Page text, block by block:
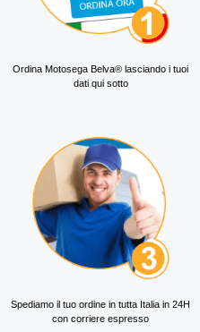
Ordina Motosega Belva® lasciando i tuoi
dati qui sotto
Spediamo il tuo ordine in tutta Italia in 24H
con corriere espresso